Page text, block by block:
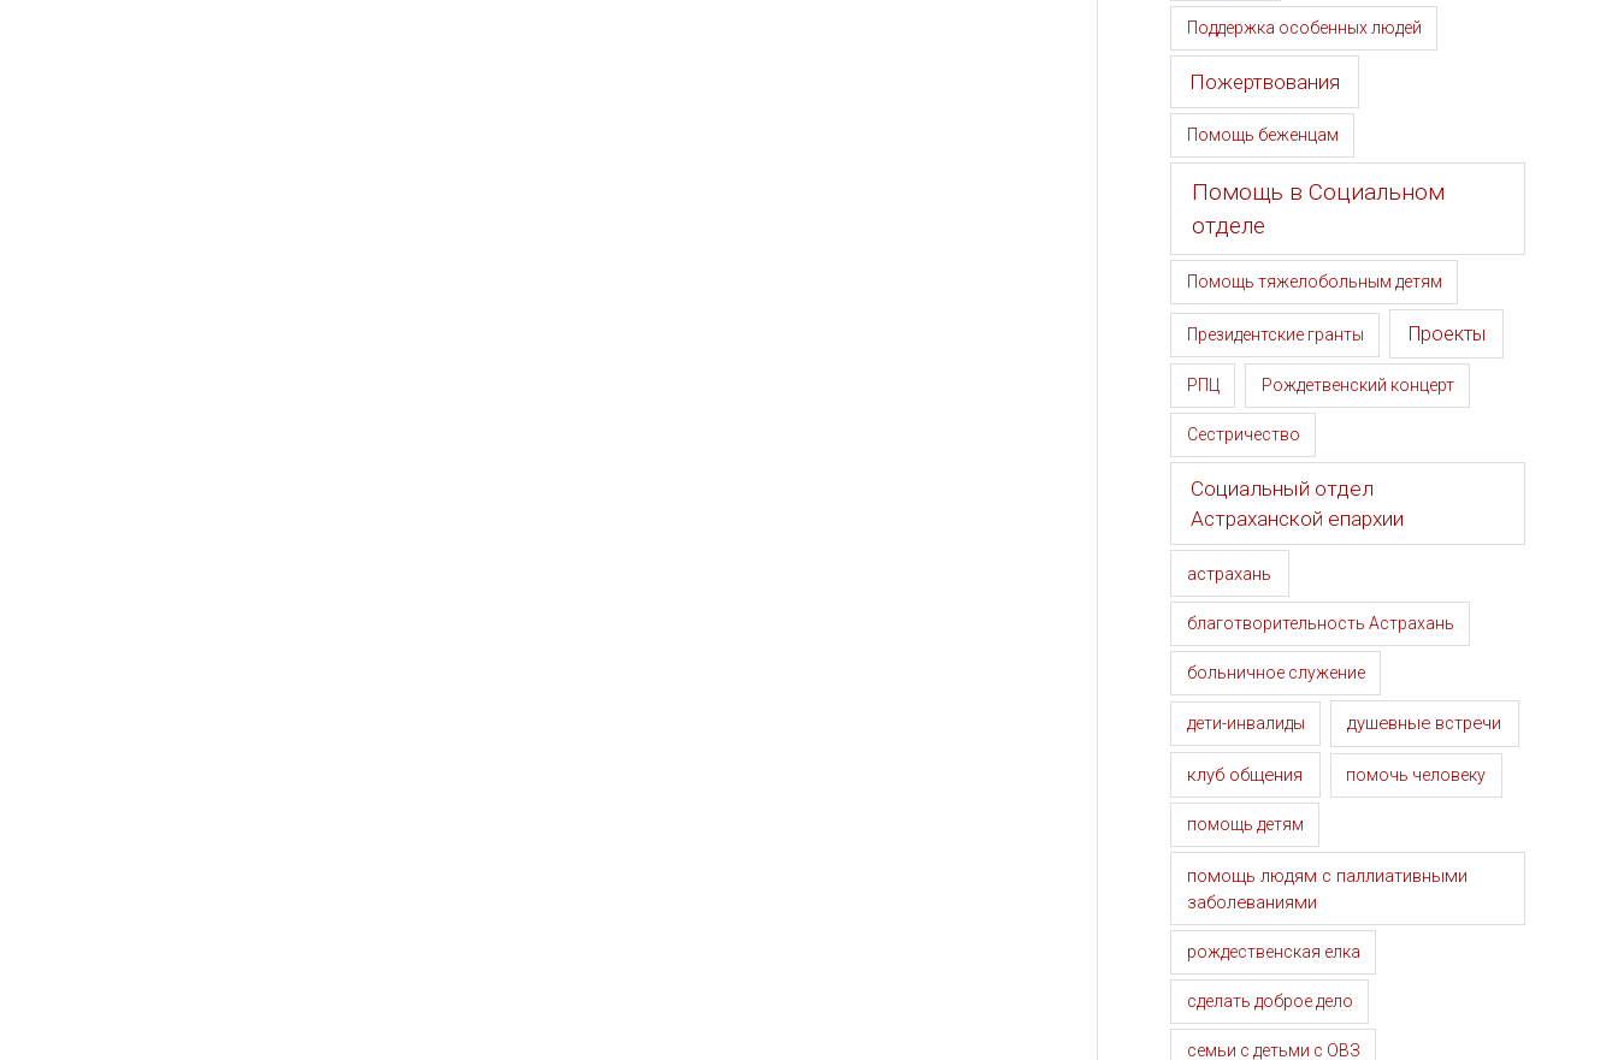
Поддержка особенных людей
Пожертвования
Помощь беженцам
Помощь в Социальном
отделе
Помощь тяжелобольным детям
Президентские гранты Проекты
РПЦ Рождетвенский концерт
Сестричество
Социальный отдел
Астраханской епархии
астрахань
благотворительность Астрахань
больничное служение
дети-инвалиды душевные встречи
клуб общения помочь человеку
помощь детям
помощь людям с паллиативными
заболеваниями
рождественская елка
сделать доброе дело
семьи с детьми с ОВЗ